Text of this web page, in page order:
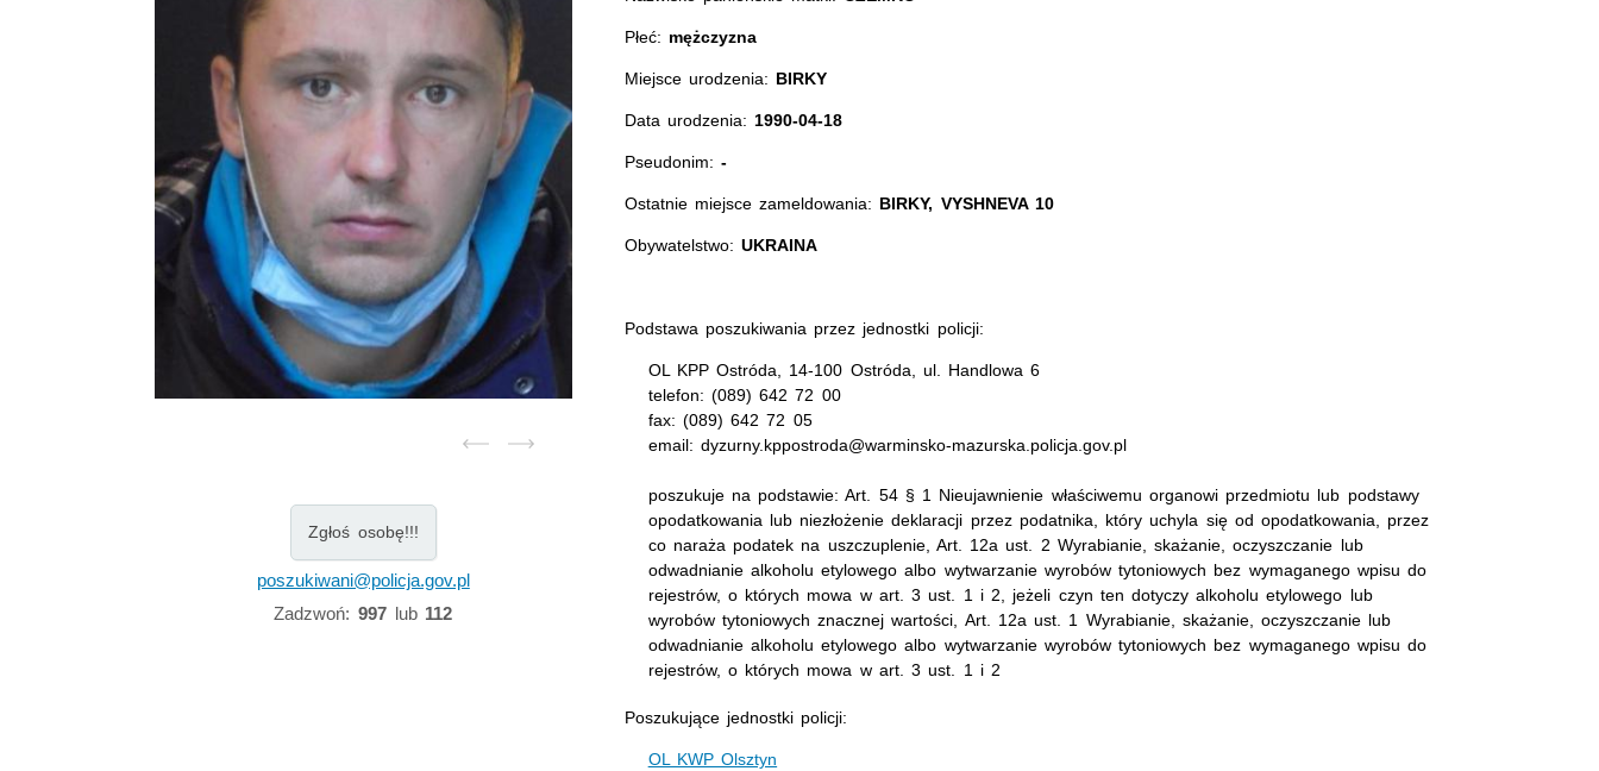
Zgłoś osobę!!!
poszukiwani@policja.gov.pl
Zadzwoń: 997lub 112
Płeć: mężczyzna
Miejsce urodzenia: BIRKY
Data urodzenia: 1990-04-18
Pseudonim: -
Ostatnie miejsce zameldowania: BIRKY, VYSHNEVA 10
Obywatelstwo: UKRAINA
Podstawa poszukiwania przez jednostki policji:
OL KPP Ostróda, 14-100 Ostróda, ul. Handlowa 6
telefon: (089) 642 72 00
fax: (089) 642 72 05
email: dyzurny.kppostroda@warminsko-mazurska.policja.gov.pl
poszukuje na podstawie: Art. 54 § 1 Nieujawnienie właściwemu organowi przedmiotu lub podstawy
opodatkowania lub niezłożenie deklaracji przez podatnika, który uchyla się od opodatkowania, przez
co naraża podatek na uszczuplenie, Art. 12a ust. 2 Wyrabianie, skażanie, oczyszczanie lub
odwadnianie alkoholu etylowego albo wytwarzanie wyrobów tytoniowych bez wymaganego wpisu do
rejestrów, o których mowa w art. 3 ust. 1 i 2, jeżeli czyn ten dotyczy alkoholu etylowego lub
wyrobów tytoniowych znacznej wartości, Art. 12a ust. 1 Wyrabianie, skażanie, oczyszczanie lub
odwadnianie alkoholu etylowego albo wytwarzanie wyrobów tytoniowych bez wymaganego wpisu do
rejestrów, o których mowa w art. 3 ust. 1 i 2
Poszukujące jednostki policji:
OL KWP Olsztyn